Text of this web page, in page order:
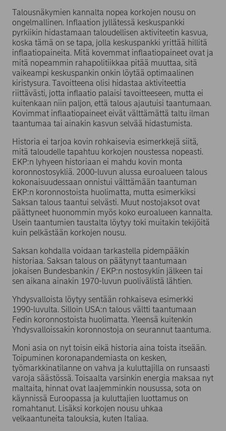
Talousnäkymien kannalta nopea korkojen nousu on
ongelmallinen. Inflaation jyllätessä keskuspankki
pyrkiikin hidastamaan taloudellisen aktiviteetin kasvua,
koska tämä on se tapa, jolla keskuspankki yrittää hillitä
inflaatiopaineita. Mitä kovemmat inflaatiopaineet ovat ja
mitä nopeammin rahapolitiikkaa pitää muuttaa, sitä
vaikeampi keskuspankin onkin löytää optimaalinen
kiristysura. Tavoitteena olisi hidastaa aktiviteettia
riittävästi, jotta inflaatio palaisi tavoitteeseen, mutta ei
kuitenkaan niin paljon, että talous ajautuisi taantumaan.
Kovimmat inflaatiopaineet eivät välttämättä taltu ilman
taantumaa tai ainakin kasvun selvää hidastumista.
Historia ei tarjoa kovin rohkaisevia esimerkkejä siitä,
mitä taloudelle tapahtuu korkojen noustessa nopeasti.
EKP:n lyhyeen historiaan ei mahdu kovin monta
koronnostosykliä. 2000-luvun alussa euroalueen talous
kokonaisuudessaan onnistui välttämään taantuman
EKP:n koronnostoista huolimatta, mutta esimerkiksi
Saksan talous taantui selvästi. Muut nostojaksot ovat
päättyneet huonommin myös koko euroalueen kannalta.
Usein taantumien taustalta löytyy toki muitakin tekijöitä
kuin pelkästään korkojen nousu.
Saksan kohdalla voidaan tarkastella pidempääkin
historiaa. Saksan talous on päätynyt taantumaan
jokaisen Bundesbankin / EKP:n nostosyklin jälkeen tai
sen aikana ainakin 1970-luvun puolivälistä lähtien.
Yhdysvalloista löytyy sentään rohkaiseva esimerkki
1990-luvulta. Silloin USA:n talous vältti taantumaan
Fedin koronnostoista huolimatta. Yleensä kuitenkin
Yhdysvalloissakin koronnostoja on seurannut taantuma.
Moni asia on nyt toisin eikä historia aina toista itseään.
Toipuminen koronapandemiasta on kesken,
työmarkkinatilanne on vahva ja kuluttajilla on runsaasti
varoja säästössä. Toisaalta varsinkin energia maksaa nyt
maltaita, hinnat ovat laajemminkin nousussa, sota on
käynnissä Euroopassa ja kuluttajien luottamus on
romahtanut. Lisäksi korkojen nousu uhkaa
velkaantuneita talouksia, kuten Italiaa.